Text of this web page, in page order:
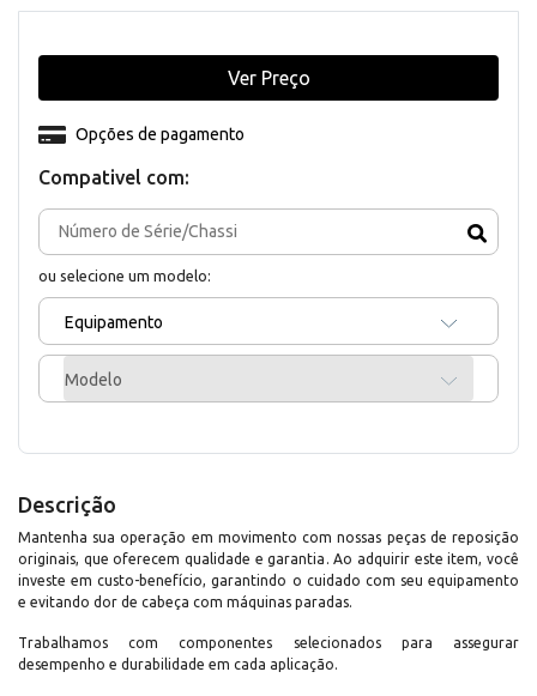
Compativel com:
ou selecione um modelo:
Equipamento
Modelo
Opções de pagamento
Ver Preço
Descrição
Mantenha sua operação em movimento com nossas peças de reposição
originais, que oferecem qualidade e garantia. Ao adquirir este item, você
investe em custo-benefício, garantindo o cuidado com seu equipamento
e evitando dor de cabeça com máquinas paradas.
Trabalhamos com componentes selecionados para assegurar
desempenho e durabilidade em cada aplicação.